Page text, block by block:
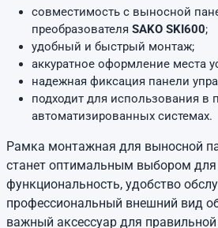
совместимость с выносной
преобразователя SAKO SKI600;
удобный и быстрый монтаж;
аккуратное оформление места
надежная фиксация панели
подходит для использования
автоматизированных системах.
Рамка монтажная для выносной
станет оптимальным выбором для
функциональность, удобство
профессиональный внешний вид
важный аксессуар для